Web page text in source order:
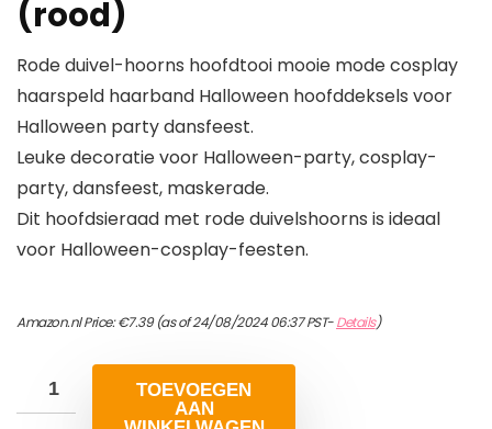
(rood)
Rode duivel-hoorns hoofdtooi mooie mode cosplay
haarspeld haarband Halloween hoofddeksels voor
Halloween party dansfeest.
Leuke decoratie voor Halloween-party, cosplay-
party, dansfeest, maskerade.
Dit hoofdsieraad met rode duivelshoorns is ideaal
voor Halloween-cosplay-feesten.
Amazon.nl Price:€7.39(as of 24/08/2024 06:37 PST-Details)
TOEVOEGEN
AAN